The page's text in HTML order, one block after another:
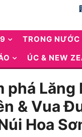
TRONG NƯỚC
ÚC & NEW
phá
& Vua
Hoa